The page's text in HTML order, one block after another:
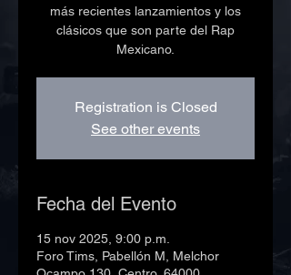
más recientes lanzamientos y los
clásicos que son parte del Rap
Mexicano.
Registration is Closed
See other events
Fecha del Evento
15 nov 2025, 9:00 p.m.
Foro Tims, Pabellón M, Melchor